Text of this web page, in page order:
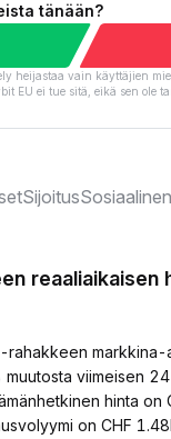
tänään?
heijastaa vain käyttäjien
EU ei tue sitä, eikä sen ole
SijoitusSosiaalinen
reaaliaikaisen
markkina-
viimeisen 24
hinta on
on CHF